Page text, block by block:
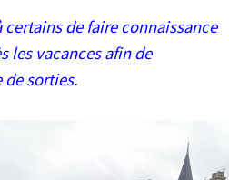
certains de faire connaissance
les vacances afin de
sorties.